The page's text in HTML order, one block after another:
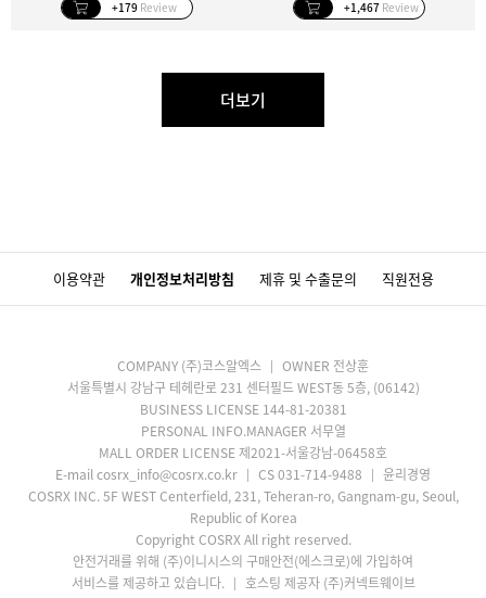
+179 Review +1,467 Review
더보기
이용약관 개인정보처리방침 제휴 및 수출문의 직원전용
COMPANY (주)코스알엑스
OWNER 전상훈
서울특별시 강남구 테헤란로 231 센터필드 WEST동 5층, (06142)
BUSINESS LICENSE 144-81-20381
PERSONAL INFO.MANAGER 서무열
MALL ORDER LICENSE 제2021-서울강남-06458호
E-mail cosrx_info@cosrx.co.kr
CS 031-714-9488
윤리경영
COSRX INC. 5F WEST Centerfield, 231, Teheran-ro, Gangnam-gu, Seoul,
Republic of Korea
Copyright COSRX All right reserved.
안전거래를 위해 (주)이니시스의 구매안전(에스크로)에 가입하여
서비스를 제공하고 있습니다.
호스팅 제공자 (주)커넥트웨이브